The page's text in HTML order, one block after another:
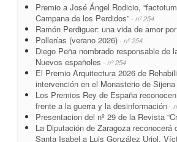
Premio a José Ángel Rodicio,
Campana de los Perdidos” - nº 254
Ramón Perdiguer: una vida de amor
Pollerías (verano 2026) - nº 254
Diego Peña nombrado responsable de
Nuevos españoles - nº 254
El Premio Arquitectura 2026 de
intervención en el Monasterio de Sijena
Los Premios Rey de España
frente a la guerra y la desinformación -
Presentacion del nº 29 de la Revista
La Diputación de Zaragoza reconocerá
Santa Isabel a Luis González Uriol,